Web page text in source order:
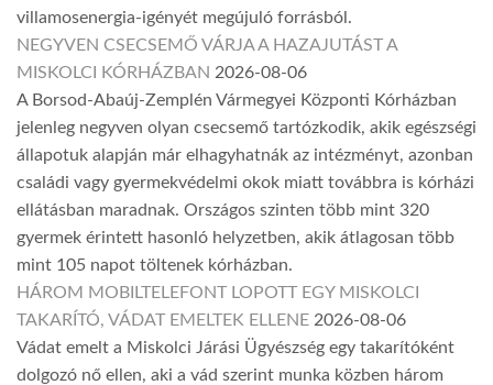
villamosenergia-igényét megújuló forrásból.
NEGYVEN CSECSEMŐ VÁRJA A HAZAJUTÁST A
MISKOLCI KÓRHÁZBAN 2026-08-06
A Borsod-Abaúj-Zemplén Vármegyei Központi Kórházban
jelenleg negyven olyan csecsemő tartózkodik, akik egészségi
állapotuk alapján már elhagyhatnák az intézményt, azonban
családi vagy gyermekvédelmi okok miatt továbbra is kórházi
ellátásban maradnak. Országos szinten több mint 320
gyermek érintett hasonló helyzetben, akik átlagosan több
mint 105 napot töltenek kórházban.
HÁROM MOBILTELEFONT LOPOTT EGY MISKOLCI
TAKARÍTÓ, VÁDAT EMELTEK ELLENE 2026-08-06
Vádat emelt a Miskolci Járási Ügyészség egy takarítóként
dolgozó nő ellen, aki a vád szerint munka közben három